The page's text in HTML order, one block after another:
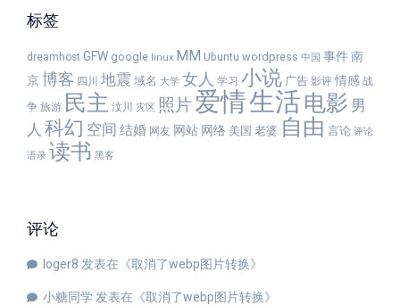
标签
dreamhost GFW google linux MM Ubuntu wordpress 中国 事件南
京博客 四川 地震 域名 大学 女人 学习 小说 广告 影评 情感 战
争 旅游 民主 汶川 灾区 照片 爱情生活 电影 男
人 科幻 空间 结婚 网友 网站 网络 美国 老婆 自由 言论 评论
语录 读书 黑客
评论
loger8 发表在《取消了webp图片转换》
小糖同学 发表在《取消了webp图片转换》